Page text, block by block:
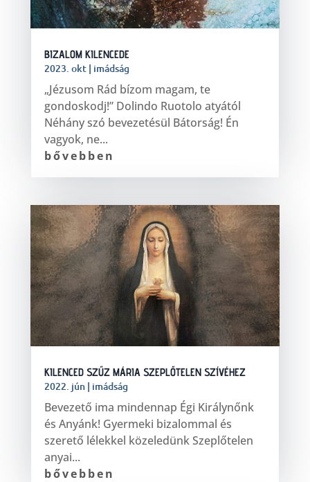
BIZALOM KILENCEDE
2023. okt| imádság
„Jézusom Rád bízom magam, te
gondoskodj!” Dolindo Ruotolo atyától
Néhány szó bevezetésül Bátorság! Én
vagyok, ne...
bővebben
KILENCED SZŰZ MÁRIA SZEPLŐTELEN SZÍVÉHEZ
2022. jún| imádság
Bevezető ima mindennap Égi Királynőnk
és Anyánk! Gyermeki bizalommal és
szerető lélekkel közeledünk Szeplőtelen
anyai...
bővebben